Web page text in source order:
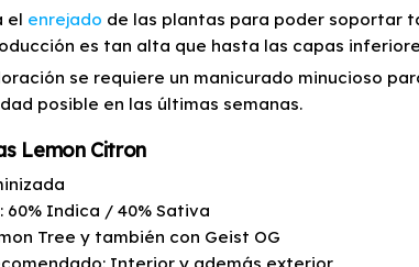
el enrejado de las plantas para poder soportar
es tan alta que hasta las capas
se requiere un manicurado minucioso
posible en las últimas semanas.
Lemon Citron
60% Indica / 40% Sativa
Tree y también con Geist OG
Interior y además exterior